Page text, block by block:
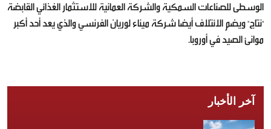
الوسطى للصناعات السمكية والشركة العمانية للاستثمار الغذائي القابضة
"نتاج" ويضم الائتلاف أيضا شركة ميناء لوريان الفرنسي والذي يعد أحد أكبر
موانئ الصيد في أوروبا.
آخر الأخبار